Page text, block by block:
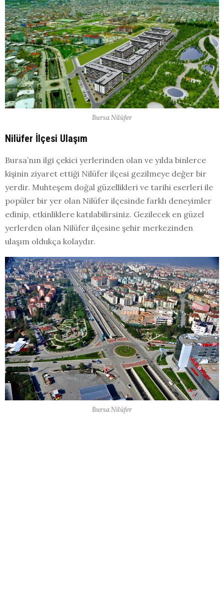
Bursa Nilüfer
Nilüfer İlçesi Ulaşım
Bursa’nın ilgi çekici yerlerinden olan ve yılda binlerce
kişinin ziyaret ettiği Nilüfer ilçesi gezilmeye değer bir
yerdir. Muhteşem doğal güzellikleri ve tarihi eserleri ile
popüler bir yer olan Nilüfer ilçesinde farklı deneyimler
edinip, etkinliklere katılabilirsiniz. Gezilecek en güzel
yerlerden olan Nilüfer ilçesine şehir merkezinden
ulaşım oldukça kolaydır.
Bursa Nilüfer